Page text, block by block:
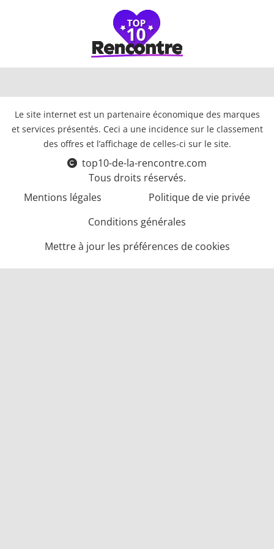
Le site internet est un partenaire économique des marques
et services présentés. Ceci a une incidence sur le classement
des offres et l’affichage de celles-ci sur le site.
top10-de-la-rencontre.com
Tous droits réservés.
Mentions légales
Politique de vie privée
Conditions générales
Mettre à jour les préférences de cookies